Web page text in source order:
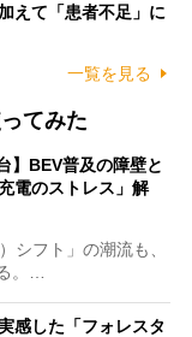
えて「患者不足」に
一覧を見る
てみた
】BEV普及の障壁と
電のストレス」解
シフト」の潮流も、
。…
感した「フォレスタ